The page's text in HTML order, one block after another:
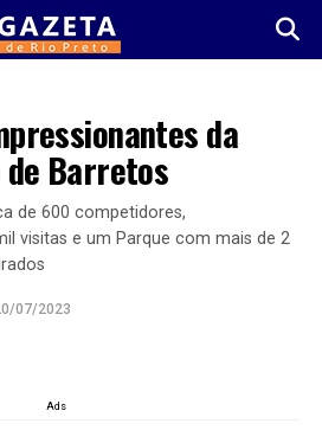
da
de Barretos
de 600 competidores,
visitas e um Parque com mais de 2
07/2023
Ads